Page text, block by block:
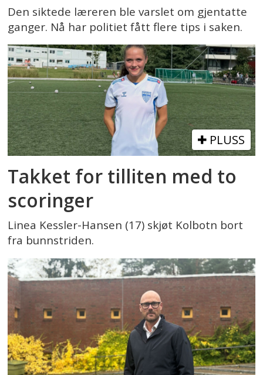
Den siktede læreren ble varslet om gjentatte
ganger. Nå har politiet fått flere tips i saken.
PLUSS
Takket for tilliten med to
scoringer
Linea Kessler-Hansen (17) skjøt Kolbotn bort
fra bunnstriden.